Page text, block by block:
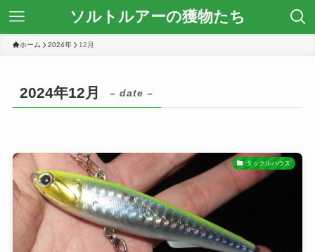
ソルトルアーの獲物たち
ホーム 2024年 12月
2024年12月 – date –
タックルハウス